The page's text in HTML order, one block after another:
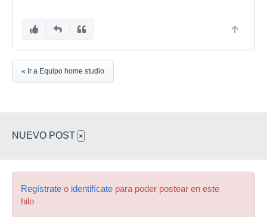
« Ir a Equipo home studio
NUEVO POST ×
Regístrate o identifícate para poder postear en este
hilo